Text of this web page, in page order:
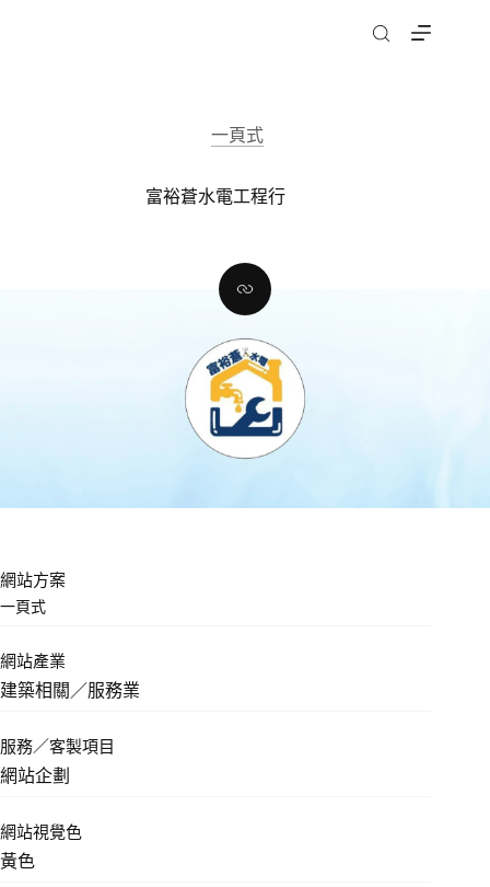
一頁式
富裕蒼水電工程行
網站方案
一頁式
網站產業
建築相關／服務業
服務／客製項目
網站企劃
網站視覺色
黃色